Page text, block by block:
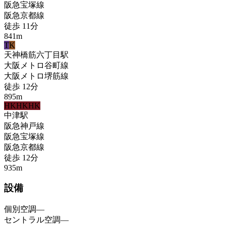
阪急宝塚線
阪急京都線
徒歩 11分
841m
TK
天神橋筋六丁目 駅
大阪メトロ谷町線
大阪メトロ堺筋線
徒歩 12分
895m
HKHKHK
中津駅
阪急神戸線
阪急宝塚線
阪急京都線
徒歩 12分
935m
設備
個別空調—
セントラル空調—